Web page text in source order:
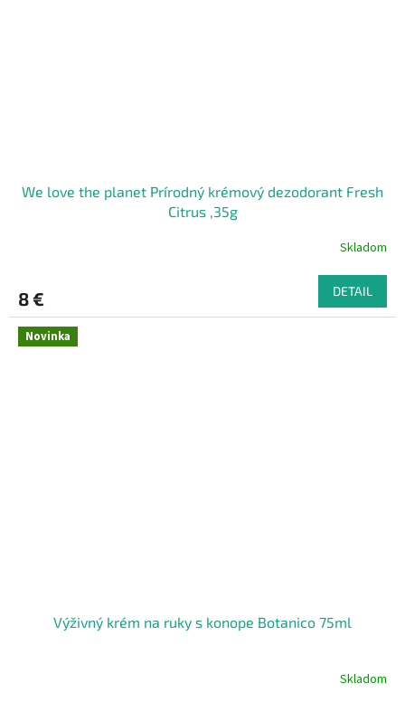
We love the planet Prírodný krémový dezodorant Fresh
Citrus ,35g
Skladom
8 € DETAIL
Novinka
Výživný krém na ruky s konope Botanico 75ml
Skladom